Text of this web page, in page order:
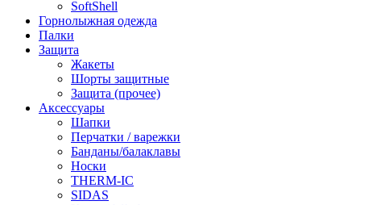
SoftShell
Горнолыжная одежда
Палки
Защита
Жакеты
Шорты защитные
Защита (прочее)
Аксессуары
Шапки
Перчатки / варежки
Банданы/балаклавы
Носки
THERM-IC
SIDAS